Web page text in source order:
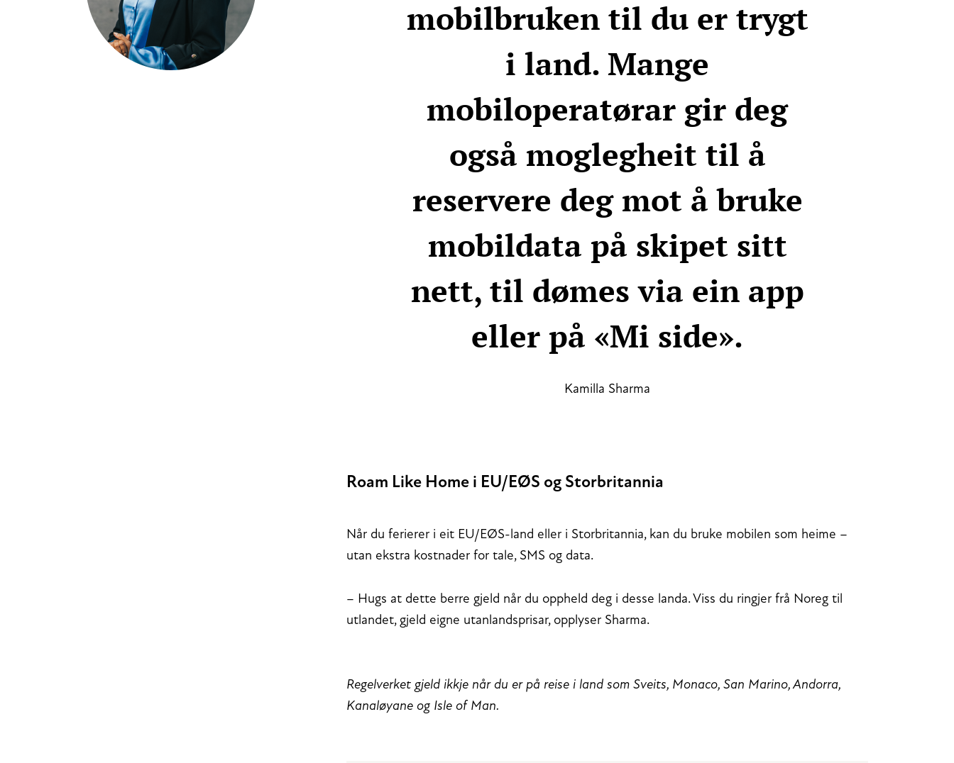
mobilbruken til du er trygt
i land. Mange
mobiloperatørar gir deg
også moglegheit til å
reservere deg mot å bruke
mobildata på skipet sitt
nett, til dømes via ein app
eller på «Mi side».
Kamilla Sharma
Roam Like Home i EU/EØS og Storbritannia
Når du ferierer i eit EU/EØS-land eller i Storbritannia, kan du bruke mobilen som heime –
utan ekstra kostnader for tale, SMS og data.
– Hugs at dette berre gjeld når du oppheld deg i desse landa. Viss du ringjer frå Noreg til
utlandet, gjeld eigne utanlandsprisar, opplyser Sharma.
Regelverket gjeld ikkje når du er på reise i land som Sveits, Monaco, San Marino, Andorra,
Kanaløyane og Isle of Man.